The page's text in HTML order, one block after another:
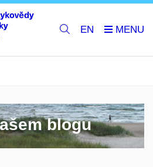
EN
blogu